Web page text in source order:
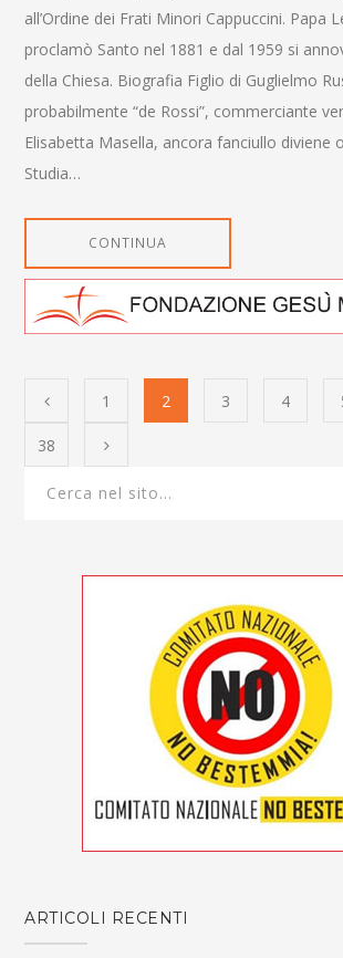
all’Ordine dei Frati Minori Cappuccini. Papa
proclamò Santo nel 1881 e dal 1959 si
della Chiesa. Biografia Figlio di Guglielmo
probabilmente “de Rossi”, commerciante
Elisabetta Masella, ancora fanciullo diviene
Studia…
CONTINUA
1 2 3 4
38
ARTICOLI RECENTI